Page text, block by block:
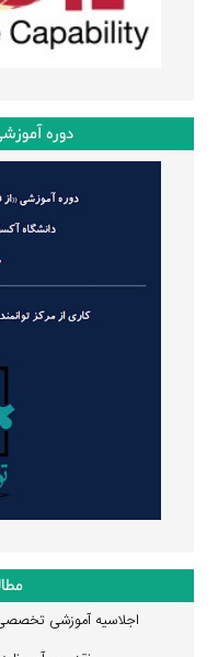
دوره
اجلاسیه آموزشی